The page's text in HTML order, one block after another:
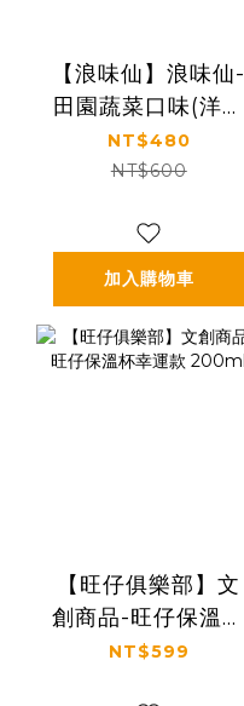
【浪味仙】浪味仙-
田園蔬菜口味(洋芋
捲) 95gx10包
NT$480
NT$600
加入購物車
【旺仔俱樂部】文
創商品-旺仔保溫杯
幸運款 200ml
NT$599